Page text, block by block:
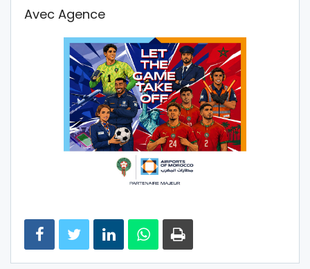
Avec Agence